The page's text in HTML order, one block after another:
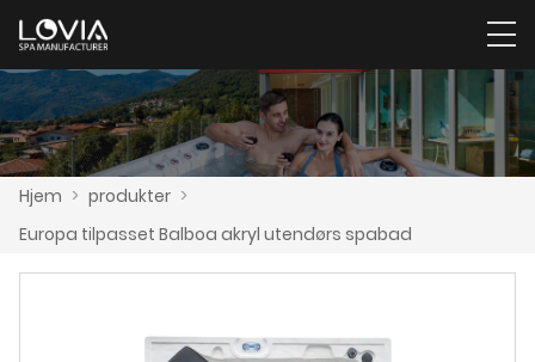
Hjem > produkter >
Europa tilpasset Balboa akryl utendørs spabad